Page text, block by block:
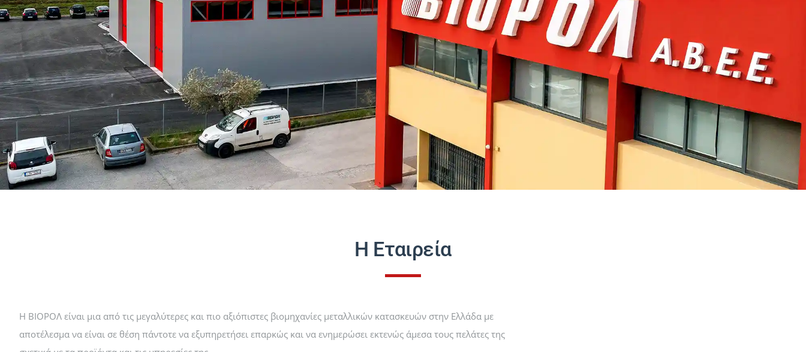
Η Εταιρεία
H ΒΙΟΡΟΛ είναι μια από τις μεγαλύτερες και πιο αξιόπιστες βιομηχανίες μεταλλικών κατασκευών στην Ελλάδα με
αποτέλεσμα να είναι σε θέση πάντοτε να εξυπηρετήσει επαρκώς και να ενημερώσει εκτενώς άμεσα τους πελάτες της